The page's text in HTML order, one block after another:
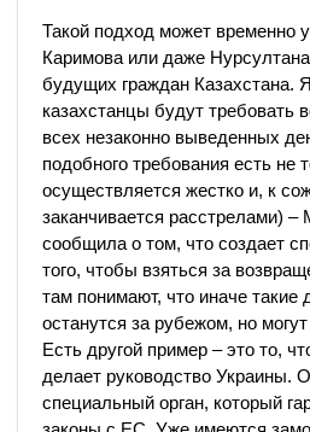
Такой подход может временно
Каримова или даже
будущих граждан Казахстана.
казахстанцы будут требовать
всех незаконно выведенных
подобного требования есть не
осуществляется жестко и, к
заканчивается расстрелами) –
сообщила о том, что создает
того, чтобы взяться за
там понимают, что иначе такие
останутся за рубежом, но
Есть другой пример – это то,
делает руководство Украины.
специальный орган, который